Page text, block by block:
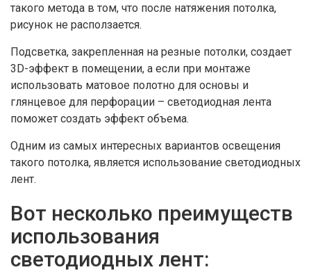
такого метода в том, что после натяжения потолка,
рисунок не расползается.
Подсветка, закрепленная на резные потолки, создает
3D-эффект в помещении, а если при монтаже
использовать матовое полотно для основы и
глянцевое для перфорации – светодиодная лента
поможет создать эффект объема.
Одним из самых интересных вариантов освещения
такого потолка, является использование светодиодных
лент.
Вот несколько преимуществ
использования
светодиодных лент: